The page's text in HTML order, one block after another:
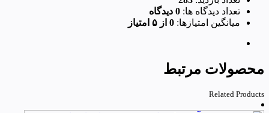
تعداد دیدگاه ها: 0 دیدگاه
میانگین امتیازها: 0 از ۵ امتیاز
محصولات مرتبط
Related Products